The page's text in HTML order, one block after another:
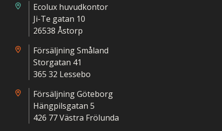
Ecolux huvudkontor
Ji-Te gatan 10
26538 Åstorp
Försäljning Småland
Storgatan 41
365 32 Lessebo
Försäljning Göteborg
Hängpilsgatan 5
426 77 Västra Frölunda